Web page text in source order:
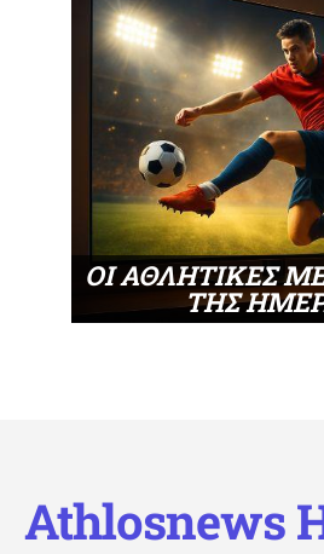
ΟΙ ΑΘΛΗΤΙΚΕΣ
ΤΗΣ
Athlosnews